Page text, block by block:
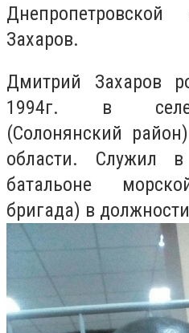
Захаров.
Дмитрий Захаров
1994г. в селе
(Солонянский
области. Служил
батальоне
бригада) в